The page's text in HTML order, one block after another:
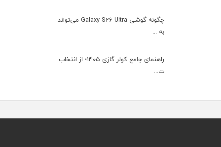
چگونه گوشی Galaxy S26 Ultra می‌تواند
به ...
راهنمای جامع کولر گازی ۱۴۰۵؛ از انتخاب
ت...